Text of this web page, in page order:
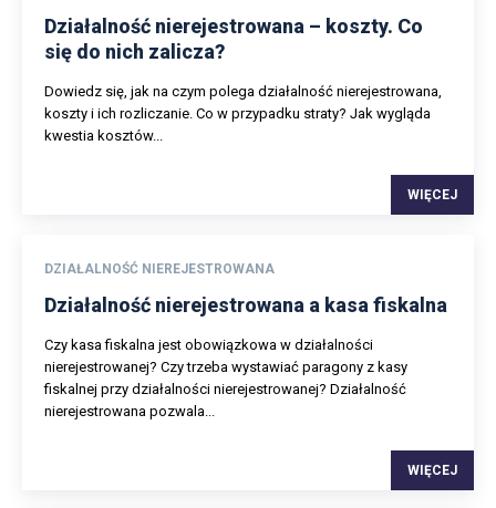
Działalność nierejestrowana – koszty. Co
się do nich zalicza?
Dowiedz się, jak na czym polega działalność nierejestrowana,
koszty i ich rozliczanie. Co w przypadku straty? Jak wygląda
kwestia kosztów...
WIĘCEJ
DZIAŁALNOŚĆ NIEREJESTROWANA
Działalność nierejestrowana a kasa fiskalna
Czy kasa fiskalna jest obowiązkowa w działalności
nierejestrowanej? Czy trzeba wystawiać paragony z kasy
fiskalnej przy działalności nierejestrowanej? Działalność
nierejestrowana pozwala...
WIĘCEJ